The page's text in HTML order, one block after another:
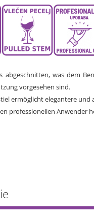
was dem
vorgesehen sind.
ermöglicht elegantere
professionellen Anwender